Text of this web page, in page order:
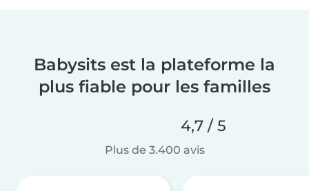
Babysits est la plateforme la
plus fiable pour les familles
4,7 / 5
Plus de 3.400 avis